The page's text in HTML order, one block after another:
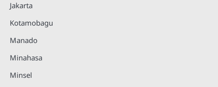
Jakarta
Kotamobagu
Manado
Minahasa
Minsel